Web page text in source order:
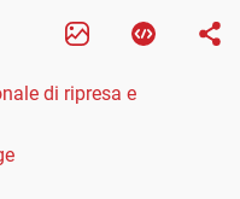
di ripresa e